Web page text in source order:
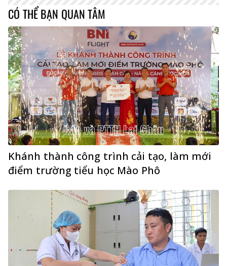
CÓ THỂ BẠN QUAN TÂM
Khánh thành công trình cải tạo, làm mới
điểm trường tiểu học Mào Phô